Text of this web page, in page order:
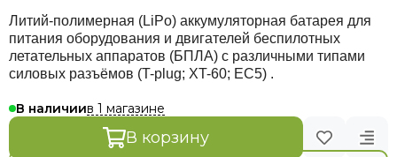
Литий-полимерная (LiPo) аккумуляторная батарея для
питания оборудования и двигателей беспилотных
летательных аппаратов (БПЛА) с различными типами
силовых разъёмов (T-plug; XT-60; EC5) .
В наличиив 1 магазине
В корзину